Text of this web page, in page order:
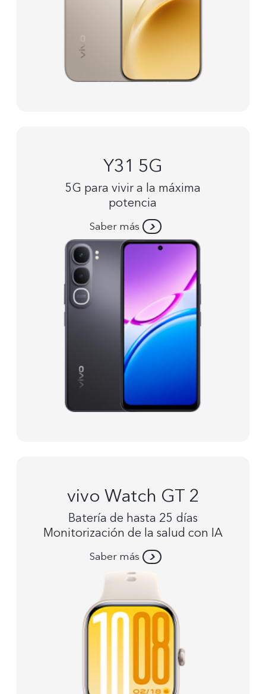
Y31 5G
5G para vivir a la máxima
potencia
Saber más
vivo Watch GT 2
Batería de hasta 25 días
Monitorización de la salud con IA
Saber más